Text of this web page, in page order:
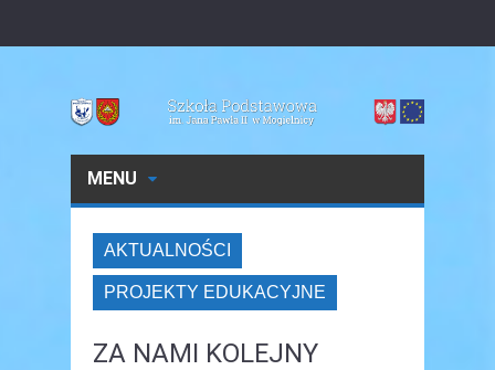
MENU
AKTUALNOŚCI
PROJEKTY EDUKACYJNE
ZA NAMI KOLEJNY